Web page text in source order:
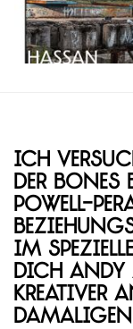
Ich
der Bones
Powell-
im
dich Andy
kreativer